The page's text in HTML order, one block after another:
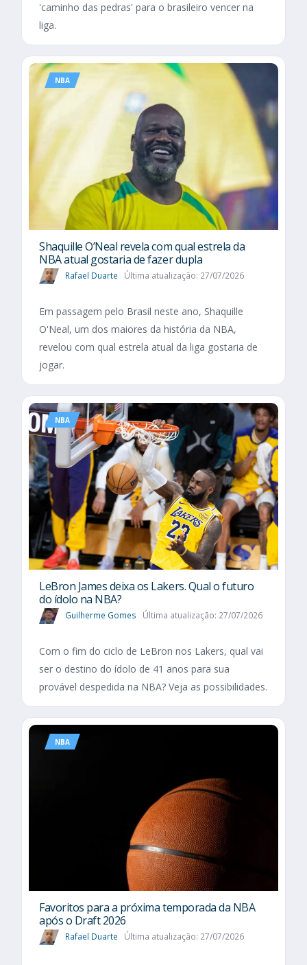
'caminho das pedras' para o brasileiro vencer na
liga.
NBA
Shaquille O’Neal revela com qual estrela da
NBA atual gostaria de fazer dupla
Rafael Duarte Última atualização: 27/07/2026
Em passagem pelo Brasil neste ano, Shaquille
O'Neal, um dos maiores da história da NBA,
revelou com qual estrela atual da liga gostaria de
jogar.
NBA
LeBron James deixa os Lakers. Qual o futuro
do ídolo na NBA?
Guilherme Gomes Última atualização: 27/07/2026
Com o fim do ciclo de LeBron nos Lakers, qual vai
ser o destino do ídolo de 41 anos para sua
provável despedida na NBA? Veja as possibilidades.
NBA
Favoritos para a próxima temporada da NBA
após o Draft 2026
Rafael Duarte Última atualização: 27/07/2026